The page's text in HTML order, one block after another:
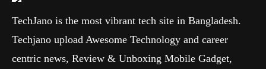
TechJano is the most vibrant tech site in Bangladesh.
Techjano upload Awesome Technology and career
centric news, Review & Unboxing Mobile Gadget,